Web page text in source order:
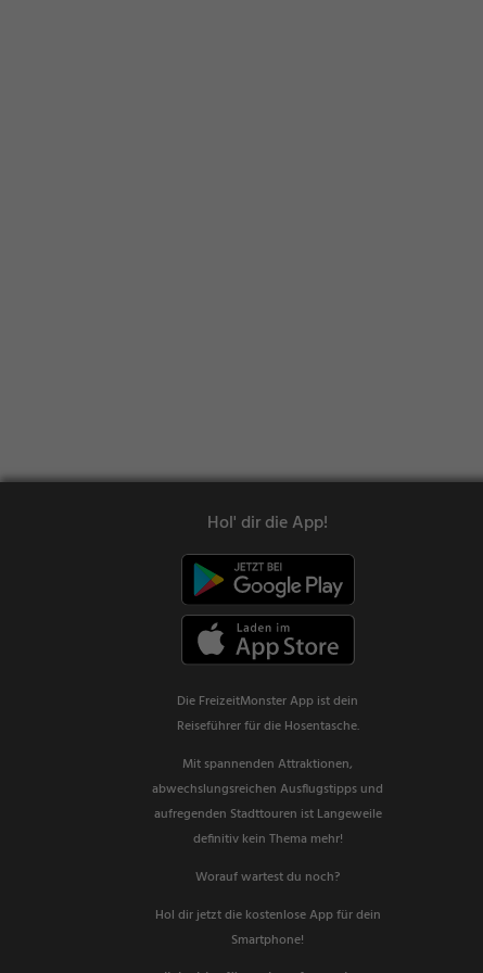
Hol' dir die App!
Die FreizeitMonster App ist dein
Reiseführer für die Hosentasche.
Mit spannenden Attraktionen,
abwechslungsreichen Ausflugstipps und
aufregenden Stadttouren ist Langeweile
definitiv kein Thema mehr!
Worauf wartest du noch?
Hol dir jetzt die kostenlose App für dein
Smartphone!